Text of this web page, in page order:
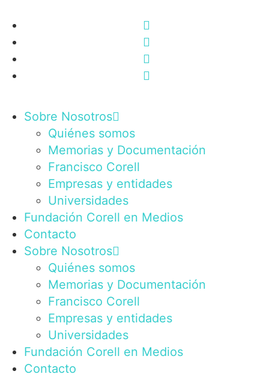
Sobre Nosotros
Quiénes somos
Memorias y Documentación
Francisco Corell
Empresas y entidades
Universidades
Fundación Corell en Medios
Contacto
Sobre Nosotros
Quiénes somos
Memorias y Documentación
Francisco Corell
Empresas y entidades
Universidades
Fundación Corell en Medios
Contacto